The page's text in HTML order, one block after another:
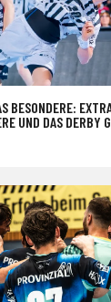
BESONDERE:
UND DAS DERBY